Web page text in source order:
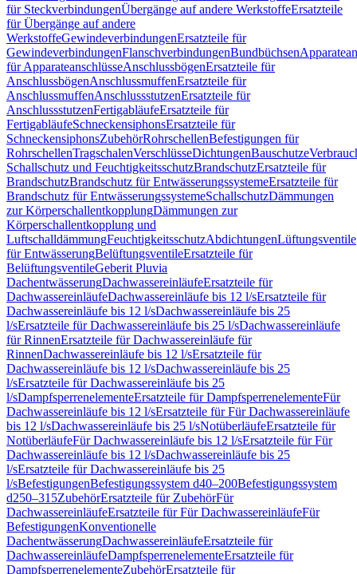
für SteckverbindungenÜbergänge auf andere WerkstoffeErsatzteile
für Übergänge auf andere
WerkstoffeGewindeverbindungenErsatzteile für
GewindeverbindungenFlanschverbindungenBundbüchsen
für ApparateanschlüsseAnschlussbögenErsatzteile für
AnschlussbögenAnschlussmuffenErsatzteile für
AnschlussmuffenAnschlussstutzenErsatzteile für
AnschlussstutzenFertigabläufeErsatzteile für
FertigabläufeSchneckensiphonsErsatzteile für
SchneckensiphonsZubehörRohrschellenBefestigungen für
RohrschellenTragschalenVerschlüsseDichtungenBauschutze
Schallschutz und FeuchtigkeitsschutzBrandschutzErsatzteile für
BrandschutzBrandschutz für EntwässerungssystemeErsatzteile für
Brandschutz für EntwässerungssystemeSchallschutzDämmungen
zur KörperschallentkopplungDämmungen zur
Körperschallentkopplung und
LuftschalldämmungFeuchtigkeitsschutzAbdichtungenLüftungsventile
für EntwässerungBelüftungsventileErsatzteile für
BelüftungsventileGeberit Pluvia
DachentwässerungDachwassereinläufeErsatzteile für
DachwassereinläufeDachwassereinläufe bis 12 l/sErsatzteile für
Dachwassereinläufe bis 12 l/sDachwassereinläufe bis 25
l/sErsatzteile für Dachwassereinläufe bis 25 l/sDachwassereinläufe
für RinnenErsatzteile für Dachwassereinläufe für
RinnenDachwassereinläufe bis 12 l/sErsatzteile für
Dachwassereinläufe bis 12 l/sDachwassereinläufe bis 25
l/sErsatzteile für Dachwassereinläufe bis 25
l/sDampfsperrenelementeErsatzteile für DampfsperrenelementeFür
Dachwassereinläufe bis 12 l/sErsatzteile für Für Dachwassereinläufe
bis 12 l/sDachwassereinläufe bis 25 l/sNotüberläufeErsatzteile für
NotüberläufeFür Dachwassereinläufe bis 12 l/sErsatzteile für Für
Dachwassereinläufe bis 12 l/sDachwassereinläufe bis 25
l/sErsatzteile für Dachwassereinläufe bis 25
l/sBefestigungenBefestigungssystem d40–200Befestigungssystem
d250–315ZubehörErsatzteile für ZubehörFür
DachwassereinläufeErsatzteile für Für DachwassereinläufeFür
BefestigungenKonventionelle
DachentwässerungDachwassereinläufeErsatzteile für
DachwassereinläufeDampfsperrenelementeErsatzteile für
DampfsperrenelementeZubehörErsatzteile für